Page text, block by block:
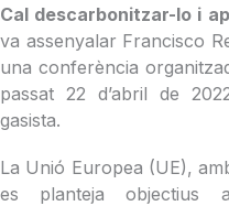
Cal descarbonitzar-lo i
va assenyalar Francisco
una conferència
passat 22 d’abril de
gasista.
La Unió Europea (UE),
es planteja objectius